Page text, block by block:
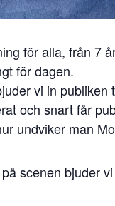
för alla, från 7
för dagen.
vi in
och snart får
undviker man
scenen bjuder